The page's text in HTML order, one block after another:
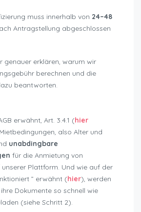
muss innerhalb von 24–48
Antragstellung abgeschlossen
genauer erklären, warum wir
berechnen und die
beantworten.
erwähnt, Art. 3.4.1 (hier
also Alter und
unabdingbare
für die Anmietung von
Plattform. Und wie auf der
” erwähnt (hier), werden
Dokumente so schnell wie
(siehe Schritt 2).